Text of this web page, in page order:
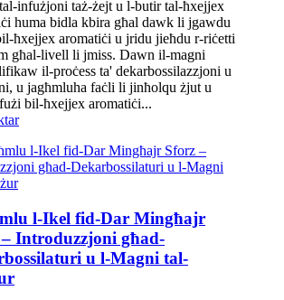
infużjoni taż-żejt u l-butir tal-ħxejjex
huma bidla kbira għal dawk li jgawdu
ħxejjex aromatiċi u jridu jieħdu r-riċetti
għal-livell li jmiss. Dawn il-magni
il-proċess ta' dekarbossilazzjoni u
u jagħmluha faċli li jinħolqu żjut u
bil-ħxejjex aromatiċi...
l-Ikel fid-Dar Mingħajr
– Introduzzjoni għad-
u l-Magni tal-